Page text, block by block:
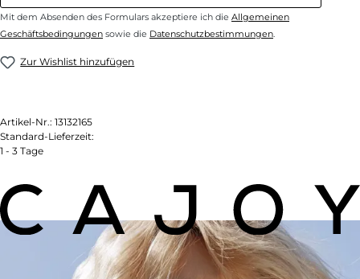
Mit dem Absenden des Formulars akzeptiere ich die Allgemeinen
Geschäftsbedingungen sowie die Datenschutzbestimmungen.
Zur Wishlist hinzufügen
Artikel-Nr.: 13132165
Standard-Lieferzeit:
1 - 3 Tage